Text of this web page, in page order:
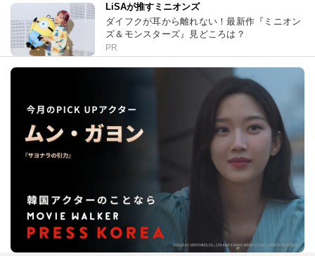
LiSAが推すミニオンズ
ダイフクが耳から離れない！最新作『ミニオン
ズ＆モンスターズ』見どころは？
PR